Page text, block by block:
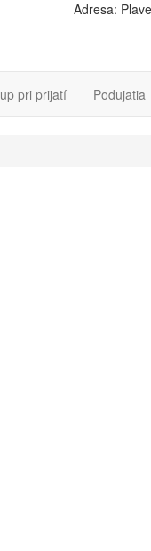
Adresa:
pri prijatí Podujatia